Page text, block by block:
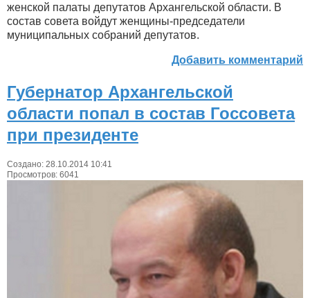
женской палаты депутатов Архангельской области. В
состав совета войдут женщины-председатели
муниципальных собраний депутатов.
Добавить комментарий
Губернатор Архангельской
области попал в состав Госсовета
при президенте
Создано: 28.10.2014 10:41
Просмотров: 6041